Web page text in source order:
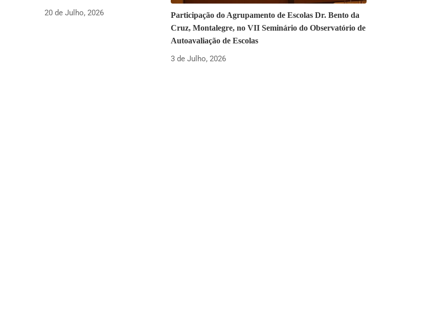
20 de Julho, 2026
Participação do Agrupamento de Escolas Dr. Bento da
Cruz, Montalegre, no VII Seminário do Observatório de
Autoavaliação de Escolas
3 de Julho, 2026